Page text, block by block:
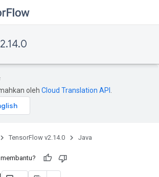
oleh Cloud Translation API
TensorFlow v2.14.0 Java